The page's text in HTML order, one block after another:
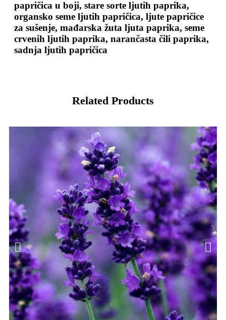
papričica u boji, stare sorte ljutih paprika,
organsko seme ljutih papričica, ljute papričice
za sušenje, mađarska žuta ljuta paprika, seme
crvenih ljutih paprika, narančasta čili paprika,
sadnja ljutih papričica
Related Products